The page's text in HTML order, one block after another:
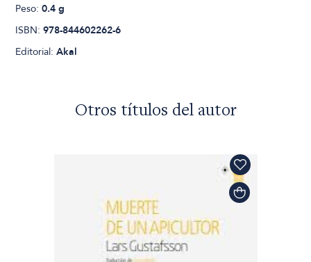
Peso:0.4 g
ISBN:978-844602262-6
Editorial:Akal
Otros títulos del autor